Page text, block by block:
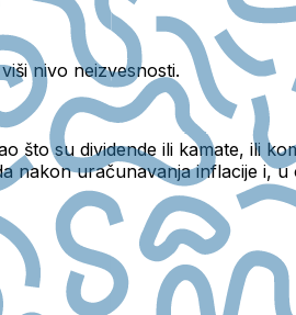
nivo neizvesnosti.
što su dividende ili kamate, ili
nakon uračunavanja inflacije i, u